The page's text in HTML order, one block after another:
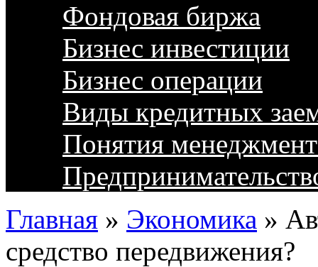
Фондовая биржа
Бизнес инвестиции
Бизнес операции
Виды кредитных
Понятия
Главная » Экономика »
средство передвижения?